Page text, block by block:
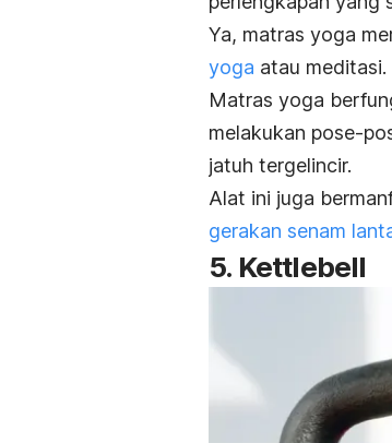
Ya, matras yoga
yoga atau meditasi.
Matras yoga
melakukan pose-
jatuh tergelincir.
Alat ini juga
gerakan senam
5. Kettlebell